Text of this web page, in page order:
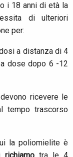
i 18 anni di età la
di ulteriori
per:
a distanza di 4
dose dopo 6 -12
ricevere le
tempo trascorso
la poliomielite è